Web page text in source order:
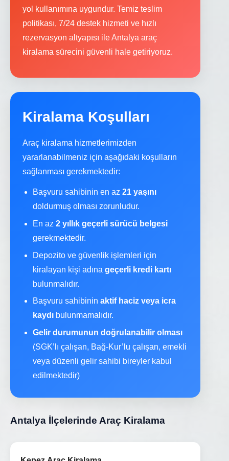
yol kullanımına uygundur. Temiz teslim
politikası, 7/24 destek hizmeti ve hızlı
rezervasyon altyapısı ile Antalya araç
kiralama sürecini güvenli hale getiriyoruz.
Kiralama Koşulları
Araç kiralama hizmetlerimizden
yararlanabilmeniz için aşağıdaki koşulların
sağlanması gerekmektedir:
Başvuru sahibinin en az 21 yaşını
doldurmuş olması zorunludur.
En az 2 yıllık geçerli sürücü belgesi
gerekmektedir.
Depozito ve güvenlik işlemleri için
kiralayan kişi adına geçerli kredi kartı
bulunmalıdır.
Başvuru sahibinin aktif haciz veya icra
kaydı bulunmamalıdır.
Gelir durumunun doğrulanabilir olması
(SGK’lı çalışan, Bağ-Kur’lu çalışan, emekli
veya düzenli gelir sahibi bireyler kabul
edilmektedir)
Antalya İlçelerinde Araç Kiralama